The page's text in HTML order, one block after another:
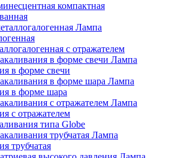
компактная
Лампа
с отражателем
Лампа
в форме свечи
Лампа
в форме шара
Лампа
с отражателем
типа Globe
Лампа
трубчатая